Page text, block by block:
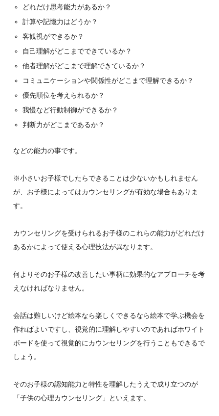
どれだけ思考能力があるか？
計算や記憶力はどうか？
客観視ができるか？
自己理解がどこまでできているか？
他者理解がどこまで理解できているか？
コミュニケーションや関係性がどこまで理解できるか？
優先順位を考えられるか？
我慢など行動制御ができるか？
判断力がどこまであるか？
などの能力の事です。
※小さいお子様でしたらできることは少ないかもしれません
が、お子様によってはカウンセリングが有効な場合もありま
す。
カウンセリングを受けられるお子様のこれらの能力がどれだけ
あるかによって使える心理技法が異なります。
何よりそのお子様の改善したい事柄に効果的なアプローチを考
えなければなりません。
会話は難しいけど絵本なら楽しくできるなら絵本で学ぶ機会を
作ればよいですし、視覚的に理解しやすいのであればホワイト
ボードを使って視覚的にカウンセリングを行うこともできるで
しょう。
そのお子様の認知能力と特性を理解したうえで成り立つのが
「子供の心理カウンセリング」といえます。